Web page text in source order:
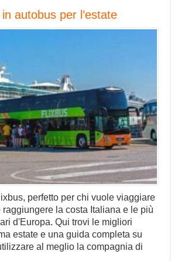
autobus per l’estate
perfetto per chi vuole viaggiare
raggiungere la costa Italiana e le più
d'Europa. Qui trovi le migliori
estate e una guida completa su
al meglio la compagnia di